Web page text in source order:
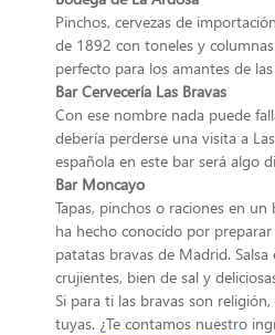
Pinchos, cervezas de
de 1892 con toneles y
perfecto para los amantes de
Bar Cervecería Las Bravas
Con ese nombre nada puede
debería perderse una visita a
española en este bar será algo
Bar Moncayo
Tapas, pinchos o raciones en
ha hecho conocido por
patatas bravas de Madrid.
crujientes, bien de sal y
Si para ti las bravas son
tuyas. ¿Te contamos nuestro